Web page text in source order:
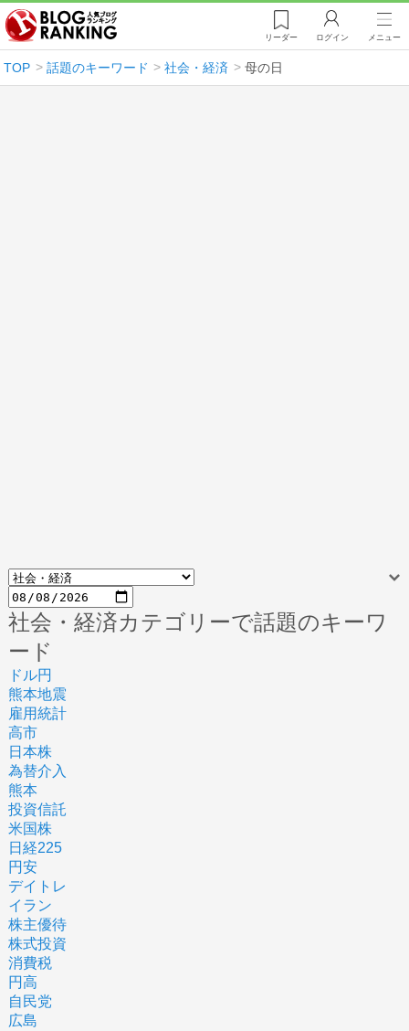
リーダー ログイン メニュー
TOP 話題のキーワード 社会・経済 母の日
社会・経済カテゴリーで話題のキーワ
ード
ドル円
熊本地震
雇用統計
高市
日本株
為替介入
熊本
投資信託
米国株
日経225
円安
デイトレ
イラン
株主優待
株式投資
消費税
円高
自民党
広島